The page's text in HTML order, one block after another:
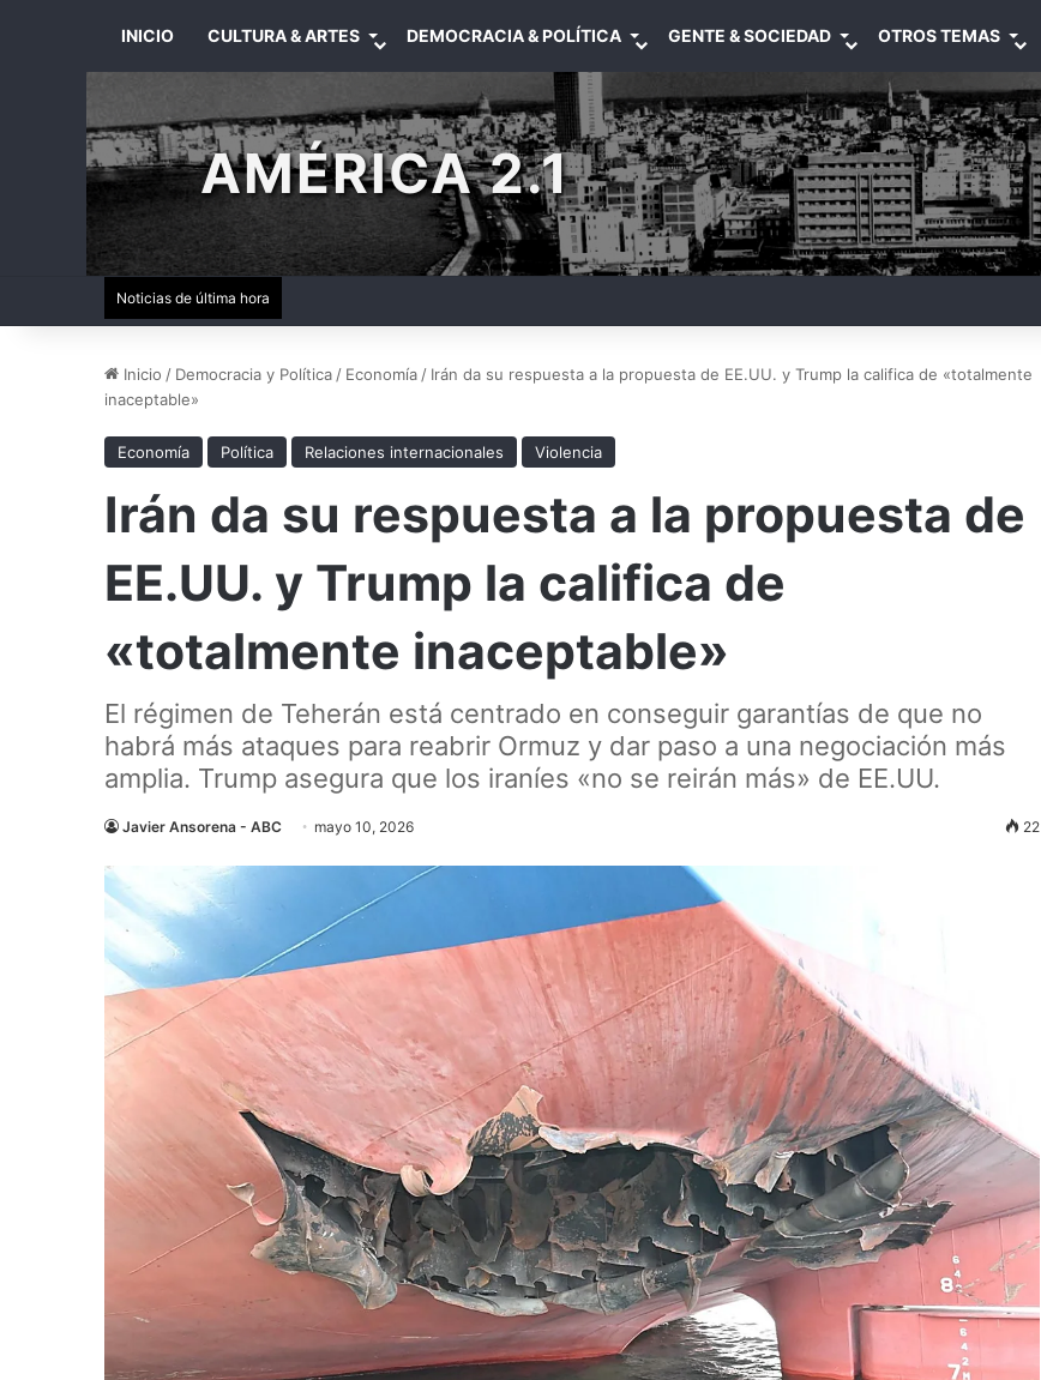
INICIO CULTURA & ARTES DEMOCRACIA & POLÍTICA GENTE & SOCIEDAD OTROS TEMAS
AMÉRICA 2.1
Noticias de última hora
Inicio / Democracia y Política / Economía / Irán da su respuesta a la propuesta de EE.UU. y Trump la califica de «totalmente
inaceptable»
Economía Política Relaciones internacionales Violencia
Irán da su respuesta a la propuesta de
EE.UU. y Trump la califica de
«totalmente inaceptable»
El régimen de Teherán está centrado en conseguir garantías de que no
habrá más ataques para reabrir Ormuz y dar paso a una negociación más
amplia. Trump asegura que los iraníes «no se reirán más» de EE.UU.
Javier Ansorena - ABC mayo 10, 2026 22